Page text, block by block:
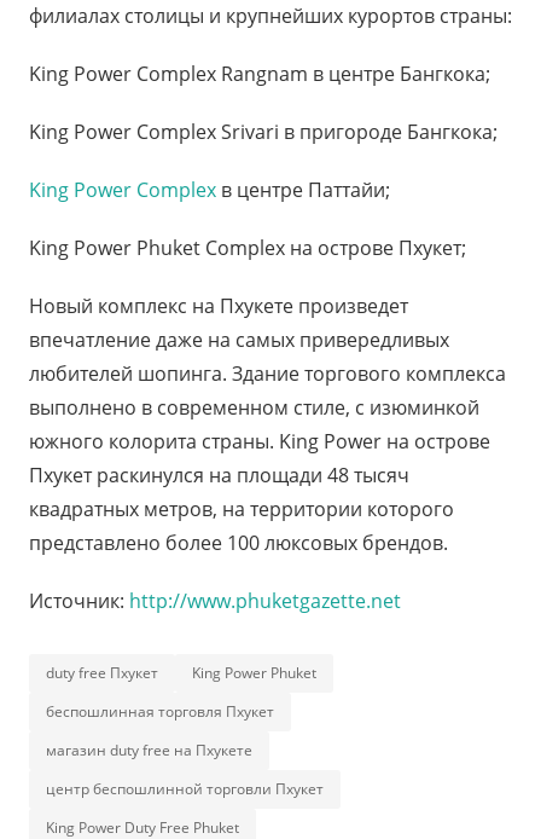
филиалах столицы и крупнейших курортов страны:
King Power Complex Rangnam в центре Бангкока;
King Power Complex Srivari в пригороде Бангкока;
King Power Complex в центре Паттайи;
King Power Phuket Сomplex на острове Пхукет;
Новый комплекс на Пхукете произведет
впечатление даже на самых привередливых
любителей шопинга. Здание торгового комплекса
выполнено в современном стиле, с изюминкой
южного колорита страны. King Power на острове
Пхукет раскинулся на площади 48 тысяч
квадратных метров, на территории которого
представлено более 100 люксовых брендов.
Источник: http://www.phuketgazette.net
duty free Пхукет
King Power Phuket
беспошлинная торговля Пхукет
магазин duty free на Пхукете
центр беспошлинной торговли Пхукет
King Power Duty Free Phuket